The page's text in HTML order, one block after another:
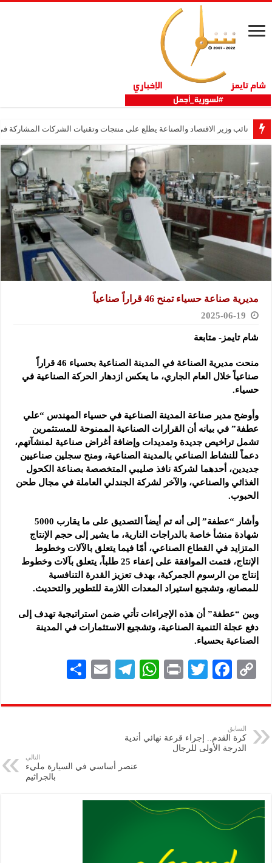
نائب وزير الاقتصاد والصناعة يطلع على منتجات وتقنيات الشركات المشاركة في
مديرية صناعة حسياء تمنح 46 قراراً صناعياً
2025-06-19
شام تايمز- متابعة
منحت مديرية الصناعة في المدينة الصناعية بحسياء 46 قراراً
صناعياًخلال العام الجاري، ما يعكس ازدهار الحركة الصناعية في
حسياء.
وأوضح مدير صناعة المدينة الصناعية في حسياء المهندس “علي
عطفة” في بيانه أن القرارات الصناعية الممنوحة للمستثمرين
تشمل تراخيص جديدة وتمديدات وإضافة أغراض صناعية لمنشآتهم،
دعماً للنشاط الصناعي بالمدينة الصناعية، ومنح سجلين صناعيين
جديدين، أحدهما لشركة نافذ صليبي المتخصصة بصناعة الكحول
الغذائي والصناعي، والآخر لشركة الجندلي العاملة في مجال طحن
الحبوب.
وأشار “عطفة” إلى أنه تم أيضاً التصديق على ما يقارب 5000
شهادة منشأ خاصة بالدراجات النارية، ما يشير إلى حجم الإنتاج
المتزايد في القطاع الصناعي، أمّا فيما يتعلق بالآلات وخطوط
الإنتاج، فتمت الموافقة على إعفاء 25 طلباً، يتعلق بآلات وخطوط
إنتاج من الرسوم الجمركية، بهدف تعزيز القدرة التنافسية
للمصانع، وتشجيع استيراد المعدات اللازمة للتطوير والتحديث.
وبين “عطفة” أن هذه الإجراءات تأتي ضمن استراتيجية تهدف إلى
دفع عجلة التنمية الصناعية، وتشجيع الاستثمارات في المدينة
الصناعية بحسياء.
C
p
y
Li
F
eb
k
T
tt
P
nt
W
at
s
A
p
Te
gr
E
ai
ar
السابق
كرة القدم.. إجراء قرعة نهائي أندية
الدرجة الأولى للرجال
التالي
عنصر أساسي في السيارة مليء
بالجراثيم